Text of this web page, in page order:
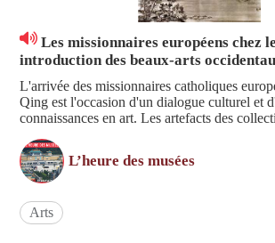
Les missionnaires européens chez
introduction des beaux-arts
L'arrivée des missionnaires catholiques
Qing est l'occasion d'un dialogue culturel et
connaissances en art. Les artefacts des collections du MNP
L’heure des musées
Arts